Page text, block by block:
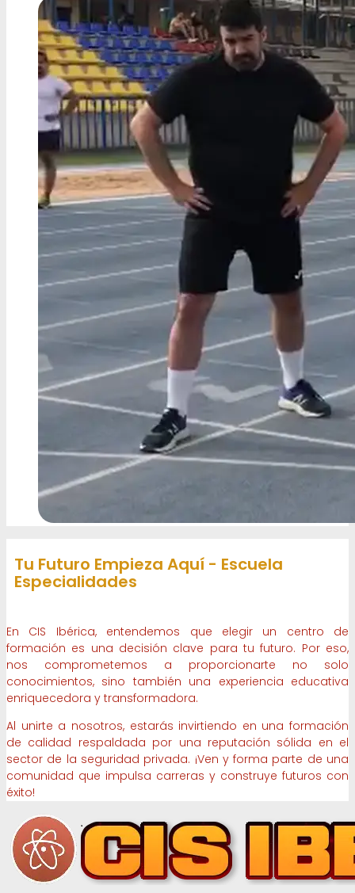
Tu Futuro Empieza Aquí - Escuela
Especialidades
En CIS Ibérica, entendemos que elegir un centro de
formación es una decisión clave para tu futuro. Por eso,
nos comprometemos a proporcionarte no solo
conocimientos, sino también una experiencia educativa
enriquecedora y transformadora.
Al unirte a nosotros, estarás invirtiendo en una formación
de calidad respaldada por una reputación sólida en el
sector de la seguridad privada. ¡Ven y forma parte de una
comunidad que impulsa carreras y construye futuros con
éxito!